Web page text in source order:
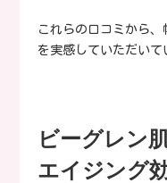
これらの口コミから
を実感していただいて
ビーグレン
エイジング